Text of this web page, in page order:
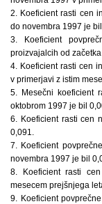
2. Koeficient rasti cen
do novembra 1997 je bil
3. Koeficient
proizvajalcih od
4. Koeficient rasti cen
v primerjavi z istim
5. Mesečni koeficient
oktobrom 1997 je bil
6. Koeficient rasti cen
0,091.
7. Koeficient
novembra 1997 je bil
8. Koeficient rasti
mesecem prejšnjega
9. Koeficient